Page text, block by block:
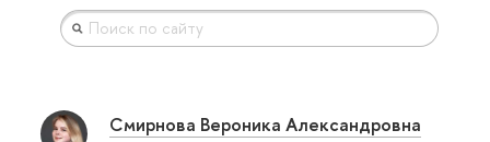
Смирнова Вероника Александровна